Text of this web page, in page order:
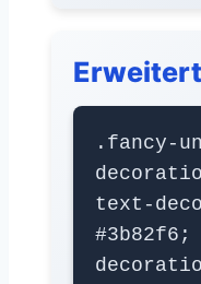
.fancy-
text-